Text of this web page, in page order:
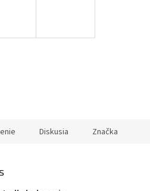
Diskusia Značka